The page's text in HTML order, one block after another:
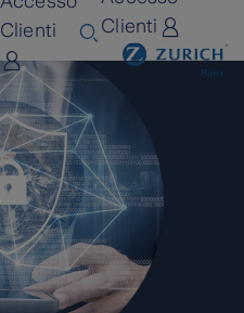
Clienti
Clienti